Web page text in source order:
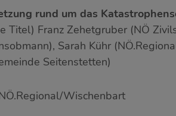
rund um das
Titel) Franz Zehetgruber (NÖ
Sarah Kühr
Seitenstetten)
Wischenbart